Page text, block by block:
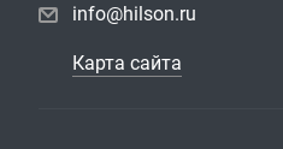
info@hilson.ru
Карта сайта